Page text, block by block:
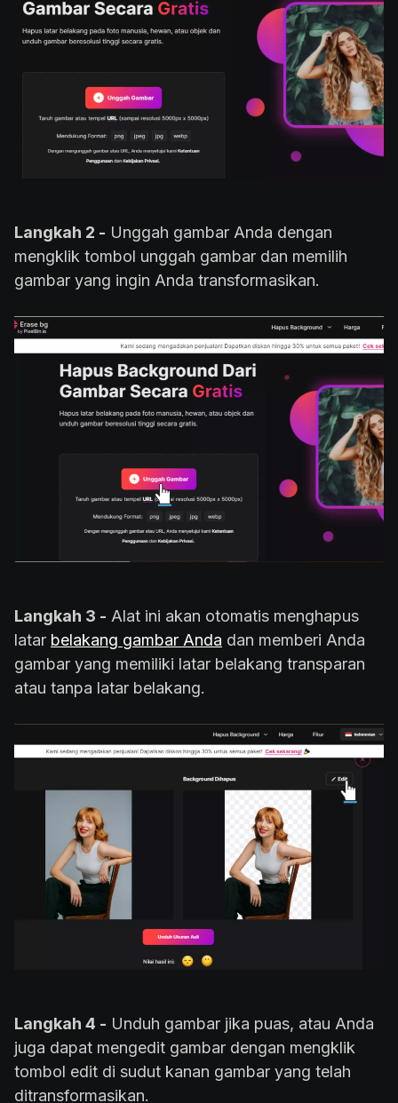
Langkah 2 - Unggah gambar Anda dengan
mengklik tombol unggah gambar dan memilih
gambar yang ingin Anda transformasikan.
Langkah 3 - Alat ini akan otomatis menghapus
latar belakang gambar Anda dan memberi Anda
gambar yang memiliki latar belakang transparan
atau tanpa latar belakang.
Langkah 4 - Unduh gambar jika puas, atau Anda
juga dapat mengedit gambar dengan mengklik
tombol edit di sudut kanan gambar yang telah
ditransformasikan.